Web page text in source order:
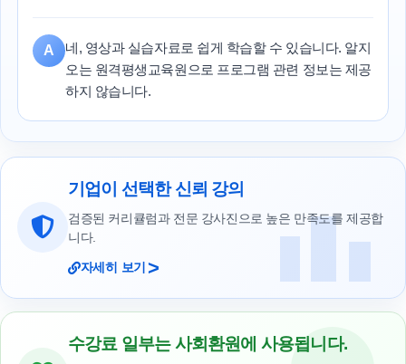
A
네, 영상과 실습자료로 쉽게 학습할 수 있습니다. 알지
오는 원격평생교육원으로 프로그램 관련 정보는 제공
하지 않습니다.
기업이 선택한 신뢰 강의
검증된 커리큘럼과 전문 강사진으로 높은 만족도를 제공합
니다.
자세히 보기 >
수강료 일부는 사회환원에 사용됩니다.